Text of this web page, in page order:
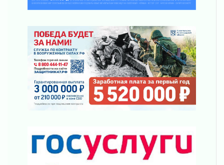
Ладога — не пруд
ПСК через Гослуслуги напомнит жителям
Ленинградской области о неоплаченных
счетах
02 августа 2026
Пропавшего подростка нашли в Кировском
районе Ленобласти
02 августа 2026
Жителям Ленобласти напомнили, как
В Ивангороде назвали новых почетных
граждан Ленинградской области